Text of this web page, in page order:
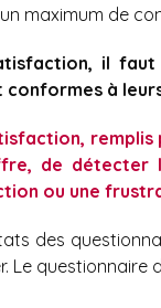
maximum de
il faut
à
de détecter
ou une
des
Le